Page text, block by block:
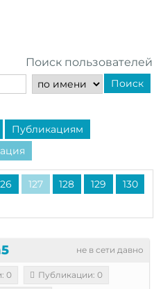
Поиск пользователей
Поиск
Публикациям
127 128 129
130
не в сети давно
0
Публикации: 0